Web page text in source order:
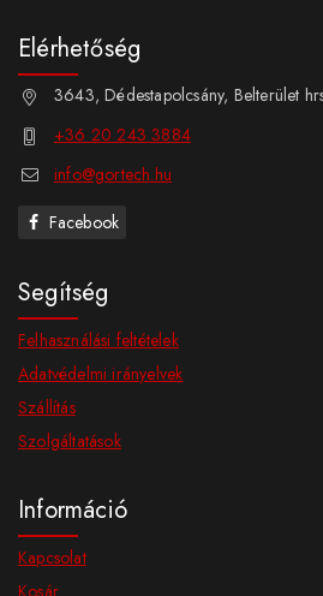
Elérhetőség
3643, Dédestapolcsány, Belterület
+36 20 243 3884
info@gortech.hu
Facebook
Segítség
Felhasználási feltételek
Adatvédelmi irányelvek
Szállítás
Szolgáltatások
Információ
Kapcsolat